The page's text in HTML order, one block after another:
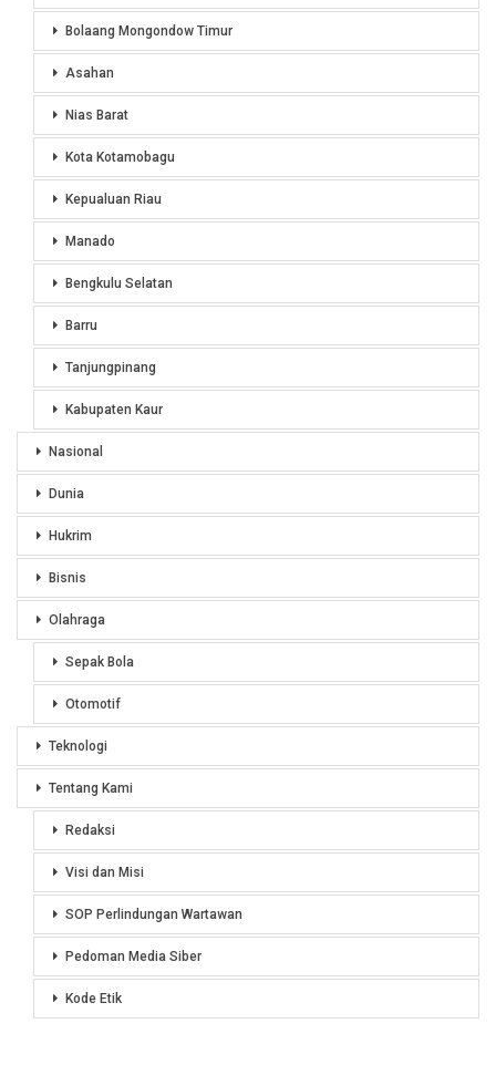
Bolaang Mongondow Timur
Asahan
Nias Barat
Kota Kotamobagu
Kepualuan Riau
Manado
Bengkulu Selatan
Barru
Tanjungpinang
Kabupaten Kaur
Nasional
Dunia
Hukrim
Bisnis
Olahraga
Sepak Bola
Otomotif
Teknologi
Tentang Kami
Redaksi
Visi dan Misi
SOP Perlindungan Wartawan
Pedoman Media Siber
Kode Etik